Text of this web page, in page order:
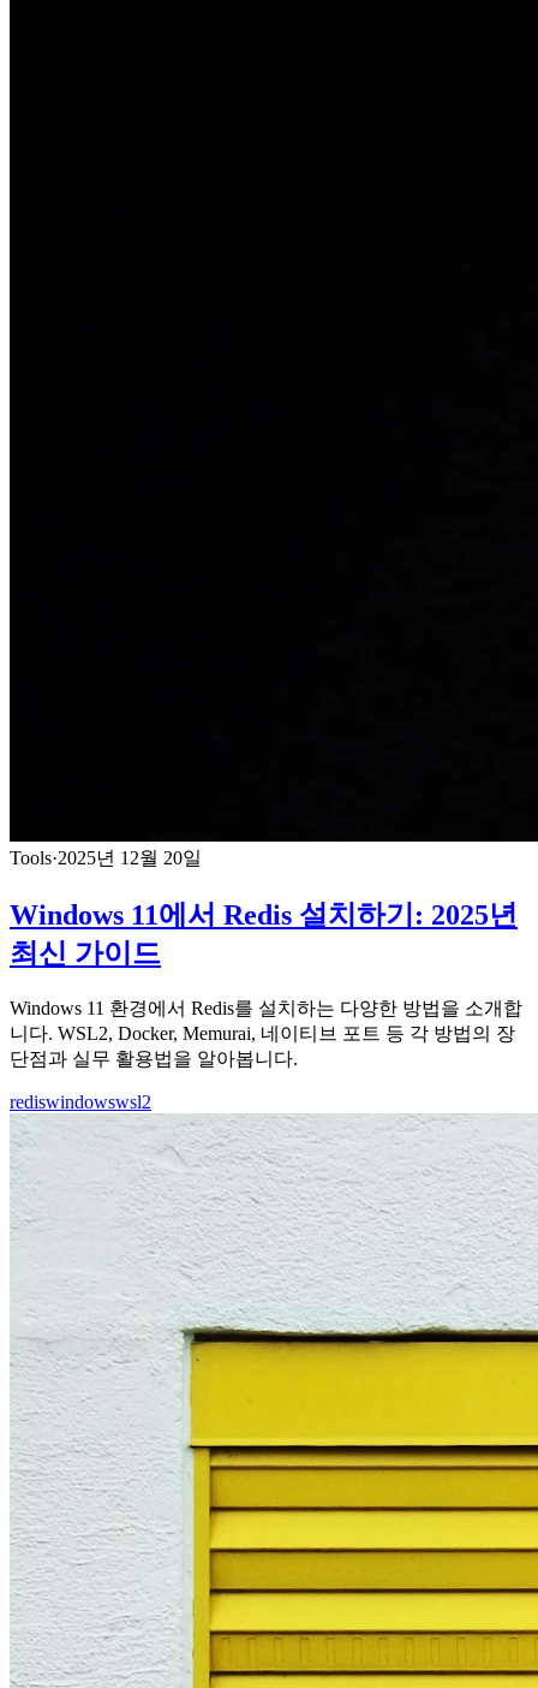
Tools·2025년 12월 20일
Windows 11에서 Redis 설치하기: 2025년
최신 가이드
Windows 11 환경에서 Redis를 설치하는 다양한 방법을 소개합
니다. WSL2, Docker, Memurai, 네이티브 포트 등 각 방법의 장
단점과 실무 활용법을 알아봅니다.
rediswindowswsl2